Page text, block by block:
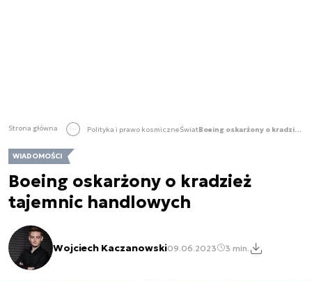
Strona główna Polityka i prawo kosmiczneŚwiat Boeing oskarżony o kradzież tajemnic handlowych
WIADOMOŚCI
Boeing oskarżony o kradzież
tajemnic handlowych
Wojciech Kaczanowski09.06.2023 3 min.